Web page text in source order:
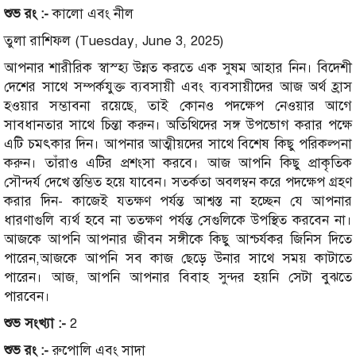
শুভ রং :-কালো এবং নীল
তুলা রাশিফল (Tuesday, June 3, 2025)
আপনার শারীরিক স্বাস্হ্য উন্নত করতে এক সুষম আহার নিন। বিদেশী
দেশের সাথে সম্পর্কযুক্ত ব্যবসায়ী এবং ব্যবসায়ীদের আজ অর্থ হ্রাস
হওয়ার সম্ভাবনা রয়েছে, তাই কোনও পদক্ষেপ নেওয়ার আগে
সাবধানতার সাথে চিন্তা করুন। অতিথিদের সঙ্গ উপভোগ করার পক্ষে
এটি চমৎকার দিন। আপনার আত্মীয়দের সাথে বিশেষ কিছু পরিকল্পনা
করুন। তাঁরাও এটির প্রশংসা করবে। আজ আপনি কিছু প্রাকৃতিক
সৌন্দর্য দেখে স্তম্ভিত হয়ে যাবেন। সতর্কতা অবলম্বন করে পদক্ষেপ গ্রহণ
করার দিন- কাজেই যতক্ষণ পর্যন্ত আশ্বস্ত না হচ্ছেন যে আপনার
ধারণাগুলি ব্যর্থ হবে না ততক্ষণ পর্যন্ত সেগুলিকে উপস্থিত করবেন না।
আজকে আপনি আপনার জীবন সঙ্গীকে কিছু আশ্চর্যকর জিনিস দিতে
পারেন,আজকে আপনি সব কাজ ছেড়ে উনার সাথে সময় কাটাতে
পারেন। আজ, আপনি আপনার বিবাহ সুন্দর হয়নি সেটা বুঝতে
পারবেন।
শুভ সংখ্যা :- 2
শুভ রং :-রুপোলি এবং সাদা